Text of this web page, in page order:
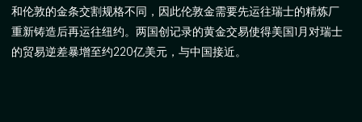
和伦敦的金条交割规格不同，因此伦敦金需要先运往瑞士的精炼厂
重新铸造后再运往纽约。两国创记录的黄金交易使得美国1月对瑞士
的贸易逆差暴增至约220亿美元，与中国接近。